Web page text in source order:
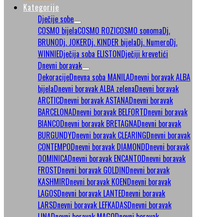
Kategorije
Dječije sobe
COSMO bijelaCOSMO ROZICOSMO sonomaDj.
BRUNODj. JOKERDj. KINDER bijelaDj. NumeroDj.
WINNIEDječija soba ELISTONDječiji krevetići
Dnevni boravak
DekoracijeDnevna soba MANILADnevni boravak ALBA
bijelaDnevni boravak ALBA zelenaDnevni boravak
ARCTICDnevni boravak ASTANADnevni boravak
BARCELONADnevni boravak BELFORTDnevni boravak
BIANCODnevni boravak BRETAGNADnevni boravak
BURGUNDYDnevni boravak CLEARINGDnevni boravak
CONTEMPODnevni boravak DIAMONDDnevni boravak
DOMINICADnevni boravak ENCANTODnevni boravak
FROSTDnevni boravak GOLDINDnevni boravak
KASHMIRDnevni boravak KOENDnevni boravak
LAGOSDnevni boravak LANTEDnevni boravak
LARSDnevni boravak LEFKADASDnevni boravak